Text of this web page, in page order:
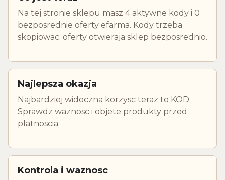
Na tej stronie sklepu masz 4 aktywne kody i 0
bezposrednie oferty efarma. Kody trzeba
skopiowac; oferty otwieraja sklep bezposrednio.
Najlepsza okazja
Najbardziej widoczna korzysc teraz to KOD.
Sprawdz waznosc i objete produkty przed
platnoscia.
Kontrola i waznosc